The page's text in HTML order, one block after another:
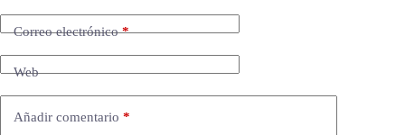
Correo electrónico*
Web
Añadir comentario *